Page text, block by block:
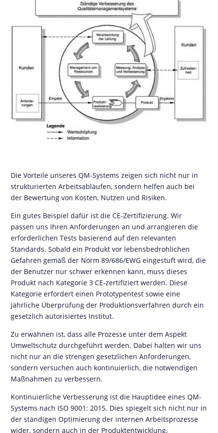
Die Vorteile unseres QM-Systems zeigen sich nicht nur in
strukturierten Arbeitsabläufen, sondern helfen auch bei
der Bewertung von Kosten, Nutzen und Risiken.
Ein gutes Beispiel dafür ist die CE-Zertifizierung. Wir
passen uns Ihren Anforderungen an und arrangieren die
erforderlichen Tests basierend auf den relevanten
Standards. Sobald ein Produkt vor lebensbedrohlichen
Gefahren gemäß der Norm 89/686/EWG eingestuft wird, die
der Benutzer nur schwer erkennen kann, muss dieses
Produkt nach Kategorie 3 CE-zertifiziert werden. Diese
Kategorie erfordert einen Prototypentest sowie eine
jährliche Überprüfung der Produktionsverfahren durch ein
gesetzlich autorisiertes Institut.
Zu erwähnen ist, dass alle Prozesse unter dem Aspekt
Umweltschutz durchgeführt werden. Dabei halten wir uns
nicht nur an die strengen gesetzlichen Anforderungen,
sondern versuchen auch kontinuierlich, die notwendigen
Maßnahmen zu verbessern.
Kontinuierliche Verbesserung ist die Hauptidee eines QM-
Systems nach ISO 9001: 2015. Dies spiegelt sich nicht nur in
der ständigen Optimierung der internen Arbeitsprozesse
wider, sondern auch in der Produktentwicklung.